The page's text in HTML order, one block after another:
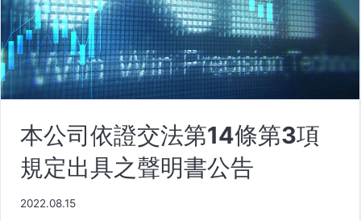
本公司依證交法第14條第3項
規定出具之聲明書公告
2022.08.15